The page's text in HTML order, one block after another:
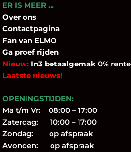
ER IS MEER …
Over ons
Contactpagina
Fan van ELMO
Ga proef rijden
Nieuw: In3 betaalgemak 0% rente
Laatste nieuws!
OPENINGSTIJDEN:
Ma t/m Vr: 08:00 – 17:00
Zaterdag: 10:00 – 17:00
Zondag: op afspraak
Avonden: op afspraak